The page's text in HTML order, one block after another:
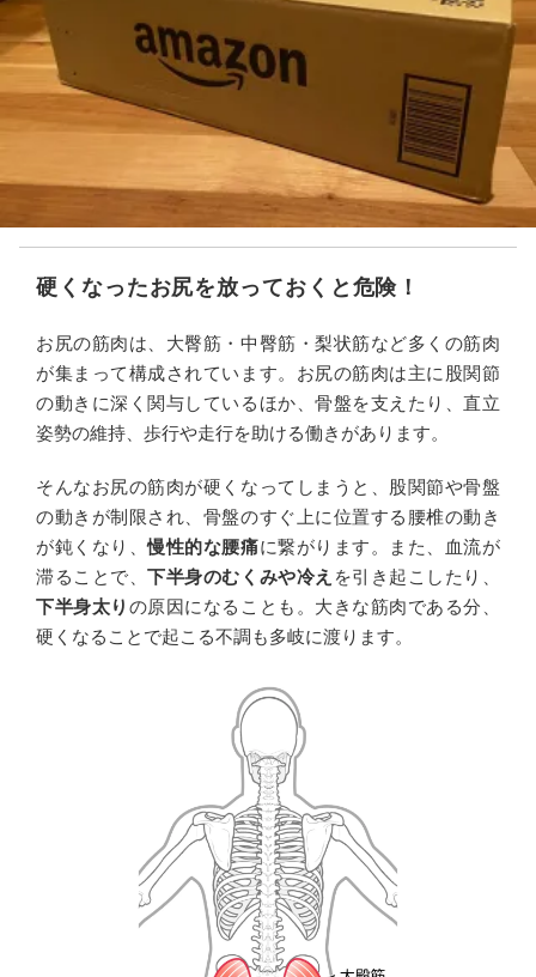
硬くなったお尻を放っておくと危険！
お尻の筋肉は、大臀筋・中臀筋・梨状筋など多くの筋肉
が集まって構成されています。お尻の筋肉は主に股関節
の動きに深く関与しているほか、骨盤を支えたり、直立
姿勢の維持、歩行や走行を助ける働きがあります。
そんなお尻の筋肉が硬くなってしまうと、股関節や骨盤
の動きが制限され、骨盤のすぐ上に位置する腰椎の動き
が鈍くなり、慢性的な腰痛に繋がります。また、血流が
滞ることで、下半身のむくみや冷え を引き起こしたり、
下半身太り の原因になることも。大きな筋肉である分、
硬くなることで起こる不調も多岐に渡ります。